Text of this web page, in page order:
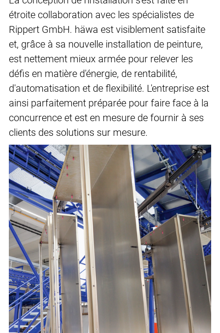
étroite collaboration avec les spécialistes de
Rippert GmbH. häwa est visiblement satisfaite
et, grâce à sa nouvelle installation de peinture,
est nettement mieux armée pour relever les
défis en matière d'énergie, de rentabilité,
d'automatisation et de flexibilité. L'entreprise est
ainsi parfaitement préparée pour faire face à la
concurrence et est en mesure de fournir à ses
clients des solutions sur mesure.